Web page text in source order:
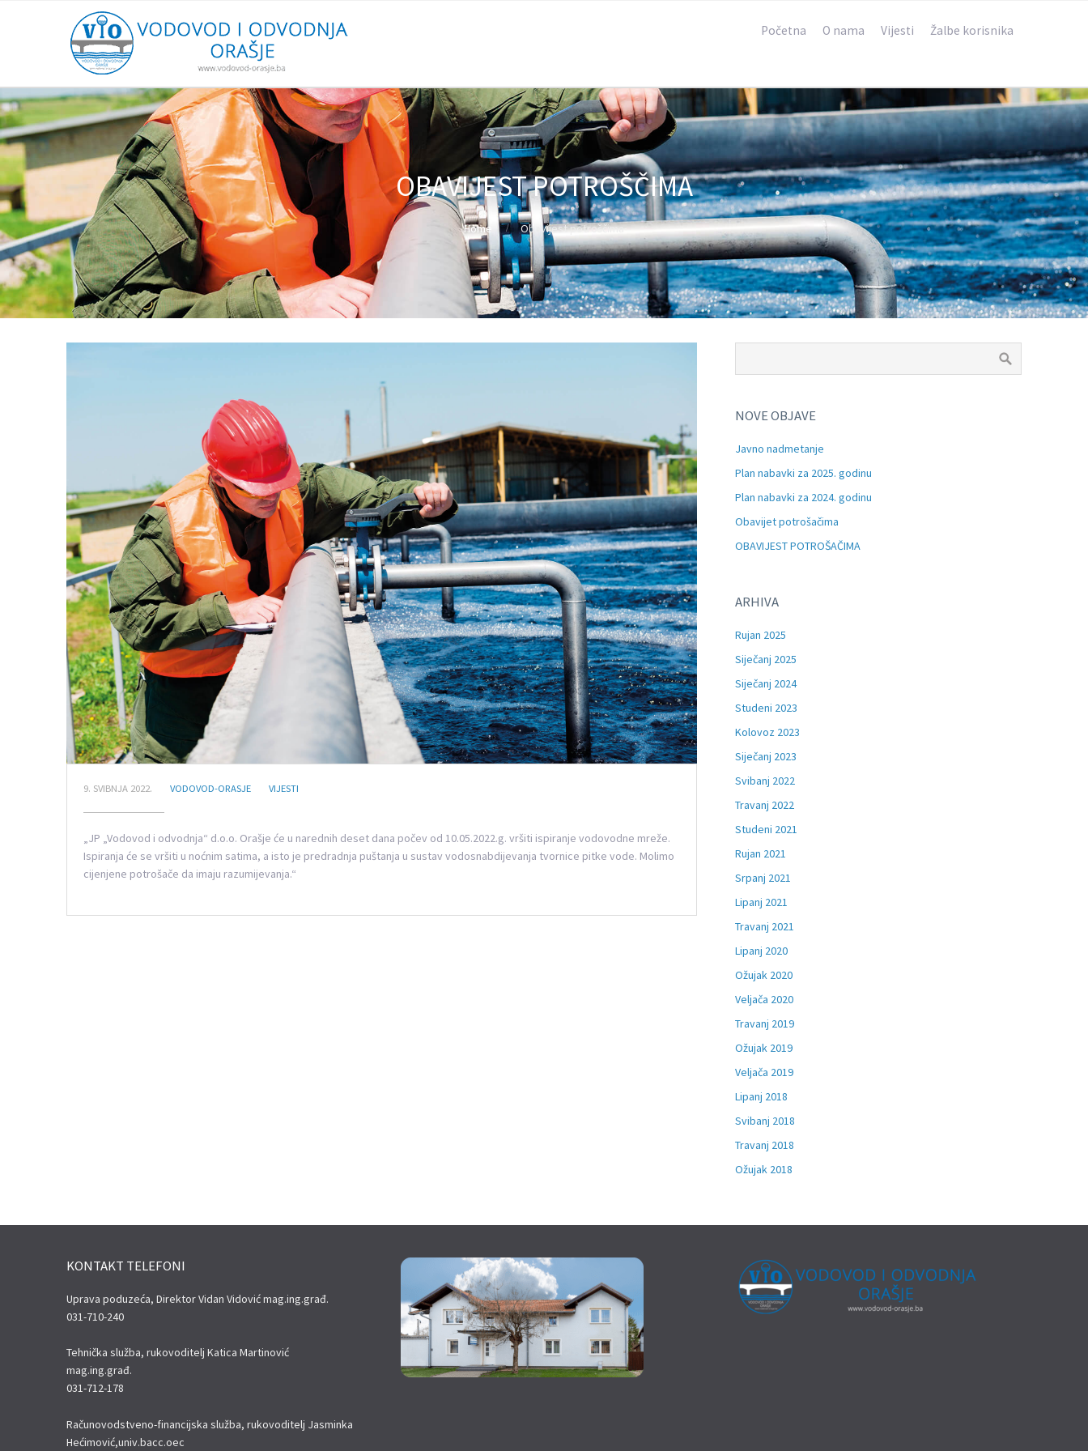
Početna O nama Vijesti Žalbe korisnika
OBAVIJEST POTROŠČIMA
Home Obavijest potroščima
9. SVIBNJA 2022. VODOVOD-ORASJE VIJESTI
„JP „Vodovod i odvodnja“ d.o.o. Orašje će u narednih deset dana počev od 10.05.2022.g. vršiti ispiranje vodovodne mreže.
Ispiranja će se vršiti u noćnim satima, a isto je predradnja puštanja u sustav vodosnabdijevanja tvornice pitke vode. Molimo
cijenjene potrošače da imaju razumijevanja.“
NOVE OBJAVE
Javno nadmetanje
Plan nabavki za 2025. godinu
Plan nabavki za 2024. godinu
Obavijet potrošačima
OBAVIJEST POTROŠAČIMA
ARHIVA
Rujan 2025
Siječanj 2025
Siječanj 2024
Studeni 2023
Kolovoz 2023
Siječanj 2023
Svibanj 2022
Travanj 2022
Studeni 2021
Rujan 2021
Srpanj 2021
Lipanj 2021
Travanj 2021
Lipanj 2020
Ožujak 2020
Veljača 2020
Travanj 2019
Ožujak 2019
Veljača 2019
Lipanj 2018
Svibanj 2018
Travanj 2018
Ožujak 2018
KONTAKT TELEFONI
Uprava poduzeća, Direktor Vidan Vidović mag.ing.građ.
031-710-240
Tehnička služba, rukovoditelj Katica Martinović
mag.ing.građ.
031-712-178
Računovodstveno-financijska služba, rukovoditelj Jasminka
Hećimović,univ.bacc.oec